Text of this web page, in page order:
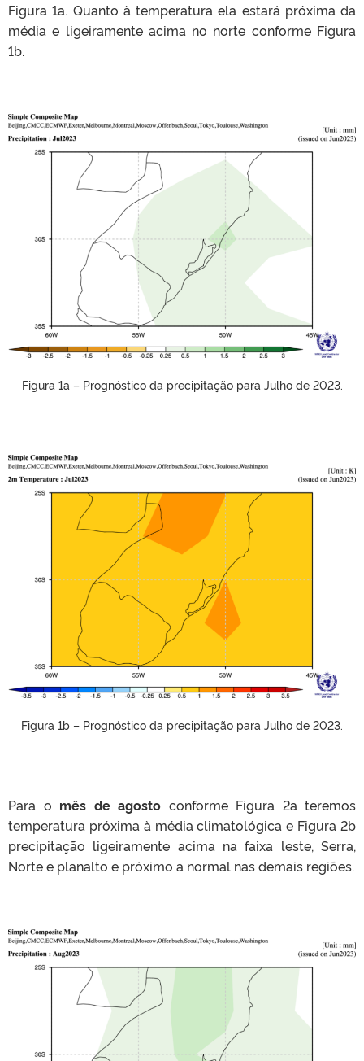
Figura 1a. Quanto à temperatura ela estará próxima da
média e ligeiramente acima no norte conforme Figura
1b.
Figura 1a – Prognóstico da precipitação para Julho de 2023.
Figura 1b – Prognóstico da precipitação para Julho de 2023.
Para o mês de agosto conforme Figura 2a teremos
temperatura próxima à média climatológica e Figura 2b
precipitação ligeiramente acima na faixa leste, Serra,
Norte e planalto e próximo a normal nas demais regiões.